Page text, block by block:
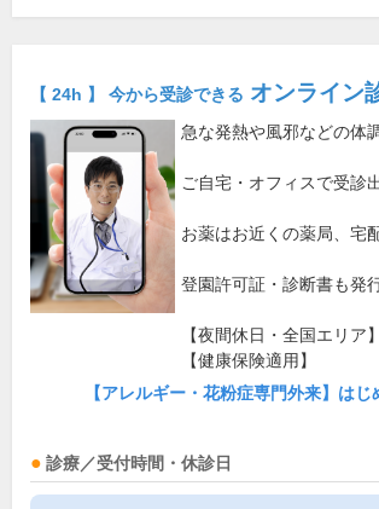
【 24h 】 今から受診できる オンライン
急な発熱や風邪などの体
ご自宅・オフィスで受診
お薬はお近くの薬局、宅
登園許可証・診断書も発
【夜間休日・全国エリア】
【健康保険適用】
【アレルギー・花粉症専門外来】はじ
診療／受付時間・休診日